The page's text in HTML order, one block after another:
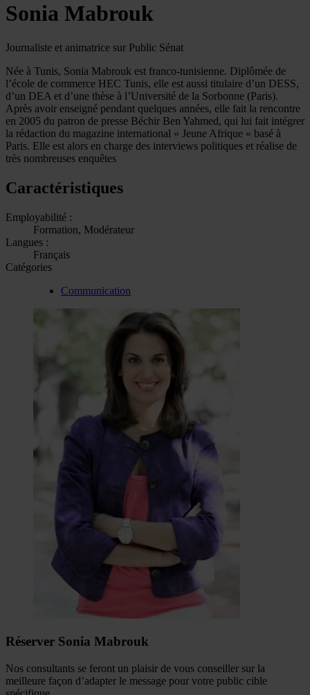
Sonia Mabrouk
Journaliste et animatrice sur Public Sénat
Née à Tunis, Sonia Mabrouk est franco-tunisienne. Diplômée de
l’école de commerce HEC Tunis, elle est aussi titulaire d’un DESS,
d’un DEA et d’une thèse à l’Université de la Sorbonne (Paris).
Après avoir enseigné pendant quelques années, elle fait la rencontre
en 2005 du patron de presse Béchir Ben Yahmed, qui lui fait intégrer
la rédaction du magazine international « Jeune Afrique » basé à
Paris. Elle est alors en charge des interviews politiques et réalise de
très nombreuses enquêtes
Caractéristiques
Employabilité :
Formation, Modérateur
Langues :
Français
Catégories
Communication
Réserver Sonia Mabrouk
Nos consultants se feront un plaisir de vous conseiller sur la
meilleure façon d’adapter le message pour votre public cible